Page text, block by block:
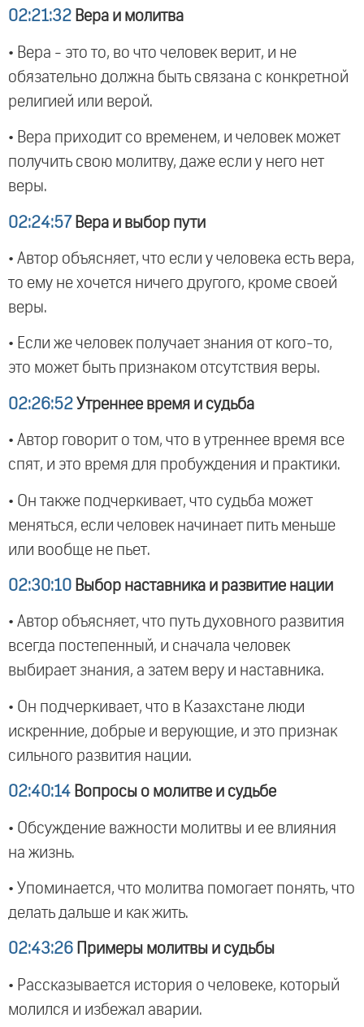
02:21:32 Вера и молитва
• Вера - это то, во что человек верит, и не
обязательно должна быть связана с конкретной
религией или верой.
• Вера приходит со временем, и человек может
получить свою молитву, даже если у него нет
веры.
02:24:57 Вера и выбор пути
• Автор объясняет, что если у человека есть вера,
то ему не хочется ничего другого, кроме своей
веры.
• Если же человек получает знания от кого-то,
это может быть признаком отсутствия веры.
02:26:52 Утреннее время и судьба
• Автор говорит о том, что в утреннее время все
спят, и это время для пробуждения и практики.
• Он также подчеркивает, что судьба может
меняться, если человек начинает пить меньше
или вообще не пьет.
02:30:10 Выбор наставника и развитие нации
• Автор объясняет, что путь духовного развития
всегда постепенный, и сначала человек
выбирает знания, а затем веру и наставника.
• Он подчеркивает, что в Казахстане люди
искренние, добрые и верующие, и это признак
сильного развития нации.
02:40:14 Вопросы о молитве и судьбе
• Обсуждение важности молитвы и ее влияния
на жизнь.
• Упоминается, что молитва помогает понять, что
делать дальше и как жить.
02:43:26 Примеры молитвы и судьбы
• Рассказывается история о человеке, который
молился и избежал аварии.